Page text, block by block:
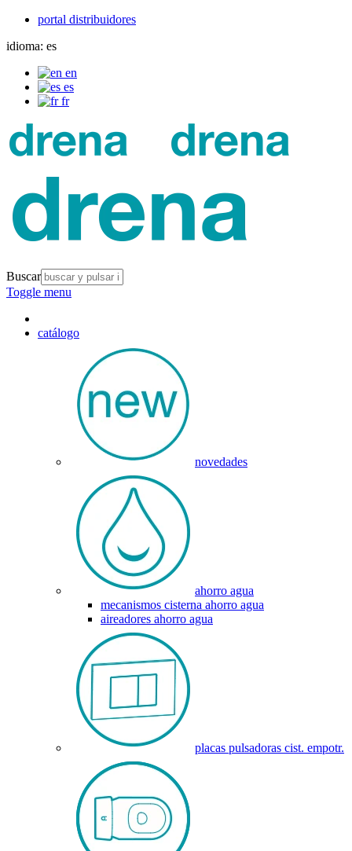
portal distribuidores
idioma: es
en
es
fr
Buscar
Toggle menu
catálogo
novedades
ahorro agua
mecanismos cisterna ahorro agua
aireadores ahorro agua
placas pulsadoras cist. empotr.